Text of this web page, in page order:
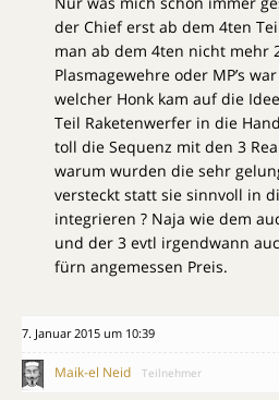
der Chief erst ab dem 4ten
man ab dem 4ten nicht mehr
Plasmagewehre oder MP’s
welcher Honk kam auf die
Teil Raketenwerfer in die
toll die Sequenz mit den 3
warum wurden die sehr
versteckt statt sie sinnvoll in
integrieren ? Naja wie dem
und der 3 evtl irgendwann
fürn angemessen Preis.
7. Januar 2015 um 10:39
Maik-el Neid Teilnehmer